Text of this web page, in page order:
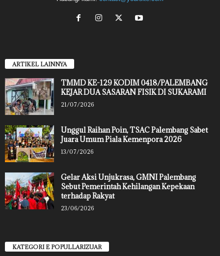
ARTIKEL LAINNYA
TMMD KE-129 KODIM 0418/PALEMBANG
KEJAR DUA SASARAN FISIK DI SUKARAMI
21/07/2026
Unggul Raihan Poin, TSAC Palembang Sabet
Juara Umum Piala Kemenpora 2026
13/07/2026
Gelar Aksi Unjukrasa, GMNI Palembang
Sebut Pemerintah Kehilangan Kepekaan
terhadap Rakyat
23/06/2026
KATEGORI E POPULLARIZUAR